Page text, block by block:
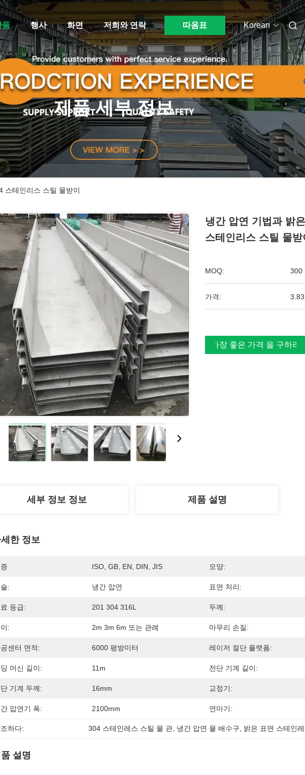
품 행사 화면 저희와 연락 따옴표 Korean
제품 세부 정보
스테인리스 스틸 물받이
냉간 압연 기법과 밝
스테인리스 스틸 물받
MOQ: 300
가격: 3.83
가장 좋은 가격 을 구하라
세부 정보 정보 제품 설명
한 정보
ISO, GB, EN, DIN, JIS 모양:
: 냉간 압연 표면 처리:
등급: 201 304 316L 두께:
: 2m 3m 6m 또는 관례 마무리 손질:
센터 면적: 6000 평방미터 레이저 절단 플랫폼:
머신 길이: 11m 전단 기계 길이:
기계 두께: 16mm 교정기:
압연기 폭: 2100mm 연마기:
하다: 304 스테인레스 스틸 물 관 냉간 압연 물 배수구 밝은 표면 스테인
설명